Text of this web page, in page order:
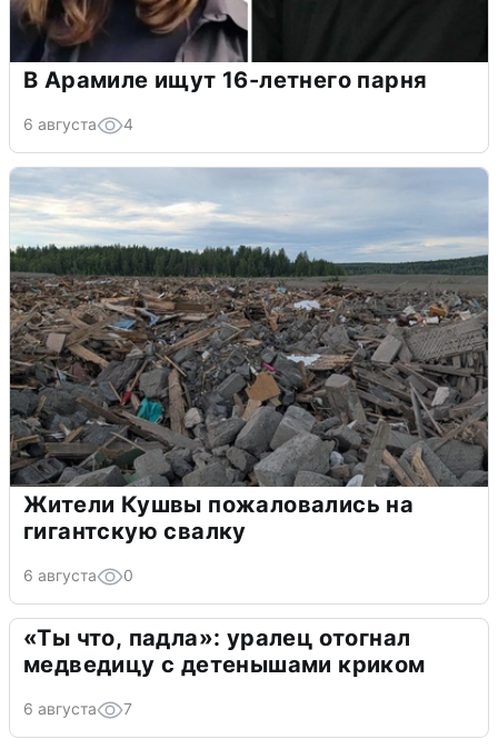
В Арамиле ищут 16-летнего парня
6 августа 4
Жители Кушвы пожаловались на
гигантскую свалку
6 августа 0
«Ты что, падла»: уралец отогнал
медведицу с детенышами криком
6 августа 7